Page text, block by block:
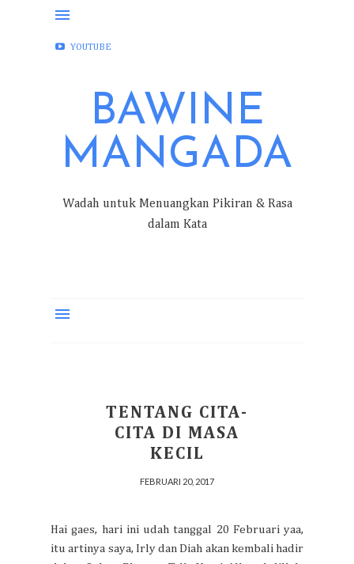
FACEBOOK
YOUTUBE
BAWINE
MANGADA
Wadah untuk Menuangkan Pikiran & Rasa
dalam Kata
TENTANG CITA-
CITA DI MASA
KECIL
FEBRUARI 20, 2017
Hai gaes, hari ini udah tanggal 20 Februari yaa,
itu artinya saya, Irly dan Diah akan kembali hadir